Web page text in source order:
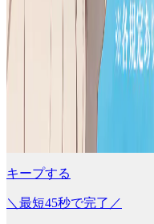
キープする
＼最短45秒で完了／